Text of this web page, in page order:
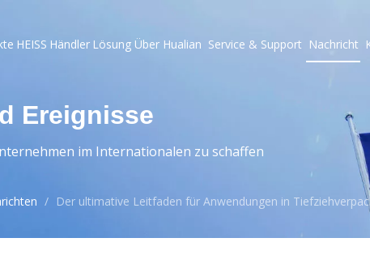
HEISS Händler Lösung Über Hualian Service & Support Nachricht
Ereignisse
im Internationalen zu schaffen
/ Der ultimative Leitfaden für Anwendungen in